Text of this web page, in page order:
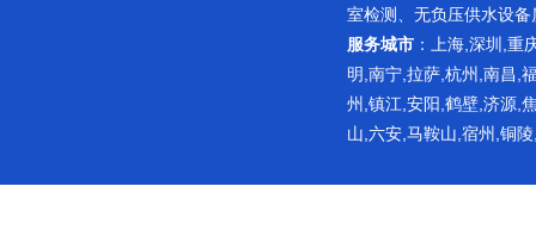
室检测
、无负压供水设
服务城市 ：上海,深圳,重
明,南宁,拉萨,杭州,南昌,
州,镇江,安阳,鹤壁,济源,
山,六安,马鞍山,宿州,铜